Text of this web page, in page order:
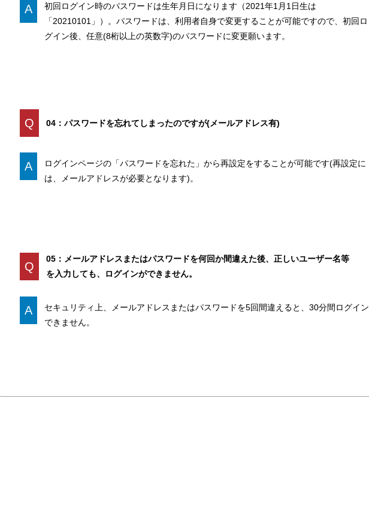
A
初回ログイン時のパスワードは生年月日になります（2021年1月1日生は
「20210101」）。パスワードは、利用者自身で変更することが可能ですので、初回ロ
グイン後、任意(8桁以上の英数字)のパスワードに変更願います。
Q 04：パスワードを忘れてしまったのですが(メールアドレス有)
A
ログインページの「パスワードを忘れた」から再設定をすることが可能です(再設定に
は、メールアドレスが必要となります)。
Q
05：メールアドレスまたはパスワードを何回か間違えた後、正しいユーザー名等
を入力しても、ログインができません。
A
セキュリティ上、メールアドレスまたはパスワードを5回間違えると、30分間ログイン
できません。